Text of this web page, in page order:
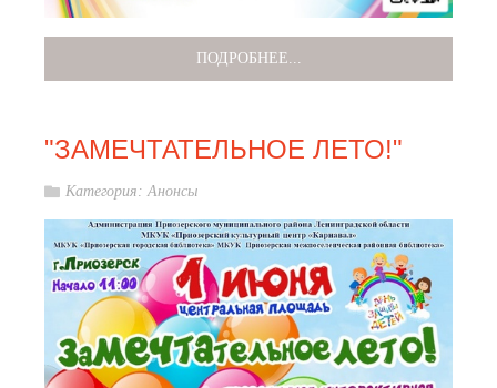
ПОДРОБНЕЕ...
"ЗАМЕЧТАТЕЛЬНОЕ ЛЕТО!"
Категория: Анонсы